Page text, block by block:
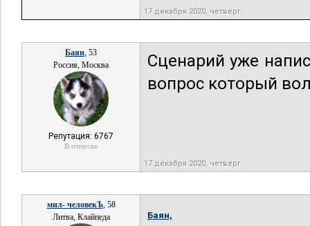
17 декабря 2020, четверг
Баян, 53
Россия, Москва
Репутация: 6767
В отпуске
Сценарий уже
вопрос который
17 декабря 2020, четверг
мил- человекЪ, 58
Литва, Клайпеда
Баян,